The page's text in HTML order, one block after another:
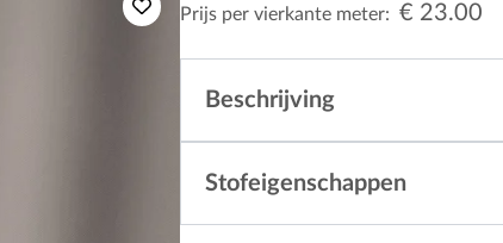
Prijs per vierkante meter: € 23.00
Beschrijving
Stofeigenschappen